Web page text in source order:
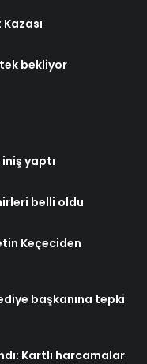
bekliyor
yaptı
belli oldu
Keçeciden
başkanına tepki
Kartlı harcamalar